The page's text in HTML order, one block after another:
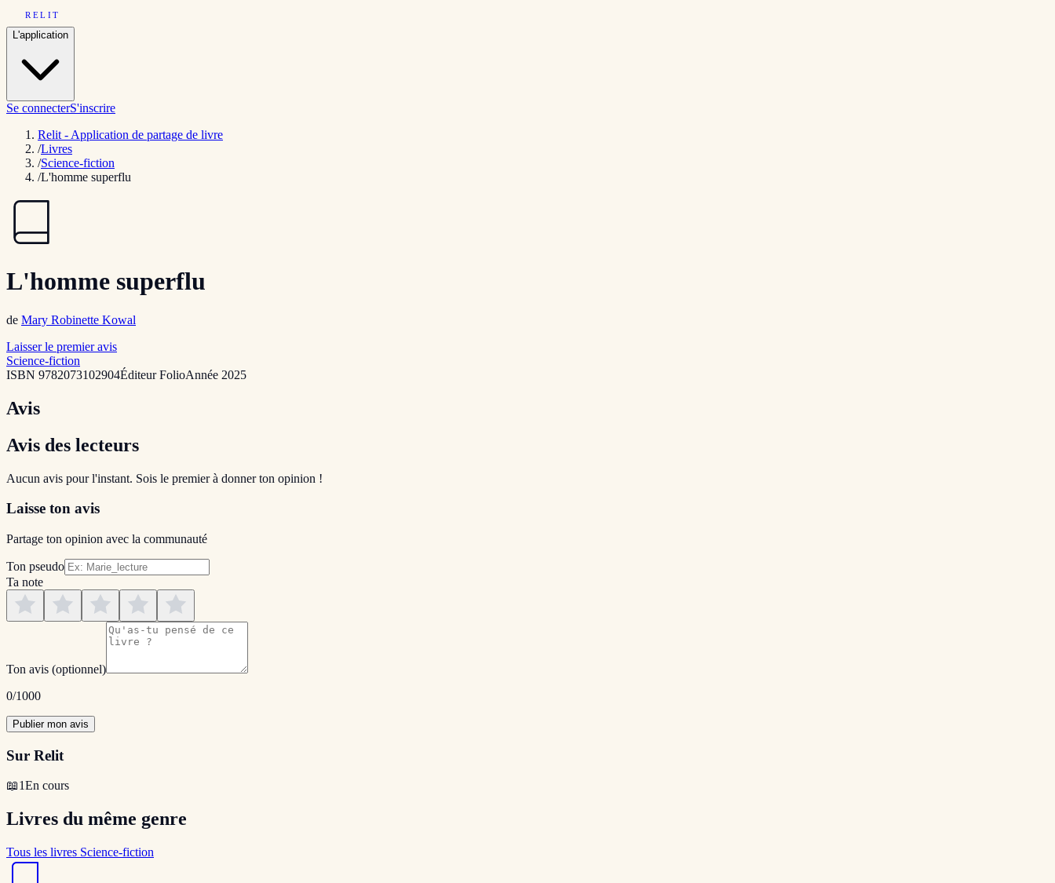
RELIT
L'application
Se connecterS'inscrire
Relit - Application de partage de livre
/Livres
/Science-fiction
/L'homme superflu
L'homme superflu
de Mary Robinette Kowal
Laisser le premier avis
Science-fiction
ISBN 9782073102904ÉditeurFolioAnnée 2025
Avis
Avis des lecteurs
Aucun avis pour l'instant. Sois le premier à donner ton opinion !
Laisse ton avis
Partage ton opinion avec la communauté
Ton pseudo
Ta note
Ton avis (optionnel)
0/1000
Publier mon avis
Sur Relit
📖1En cours
Livres du même genre
Tous les livres Science-fiction